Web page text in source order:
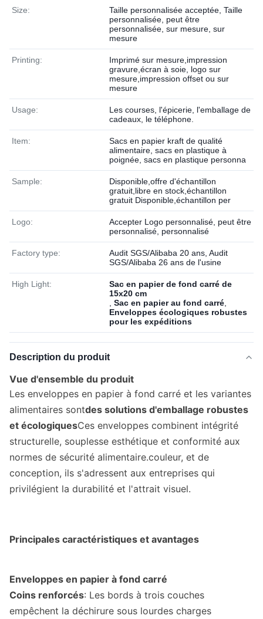
Size:
Taille personnalisée acceptée, Taille
personnalisée, peut être
personnalisée, sur mesure, sur
mesure
Printing:
Imprimé sur mesure,impression
gravure,écran à soie, logo sur
mesure,impression offset ou sur
mesure
Usage:
Les courses, l'épicerie, l'emballage de
cadeaux, le téléphone.
Item:
Sacs en papier kraft de qualité
alimentaire, sacs en plastique à
poignée, sacs en plastique personna
Sample:
Disponible,offre d'échantillon
gratuit,libre en stock,échantillon
gratuit Disponible,échantillon per
Logo:
Accepter Logo personnalisé, peut être
personnalisé, personnalisé
Factory type:
Audit SGS/Alibaba 20 ans, Audit
SGS/Alibaba 26 ans de l'usine
High Light:
Sac en papier de fond carré de
15x20 cm
Sac en papier au fond carré
Enveloppes écologiques robustes
pour les expéditions
Description du produit
Vue d'ensemble du produit
Les enveloppes en papier à fond carré et les variantes
alimentaires sontdes solutions d'emballage robustes
et écologiquesCes enveloppes combinent intégrité
structurelle, souplesse esthétique et conformité aux
normes de sécurité alimentaire.couleur, et de
conception, ils s'adressent aux entreprises qui
privilégient la durabilité et l'attrait visuel.
Principales caractéristiques et avantages
Enveloppes en papier à fond carré
Coins renforcés: Les bords à trois couches
empêchent la déchirure sous lourdes charges